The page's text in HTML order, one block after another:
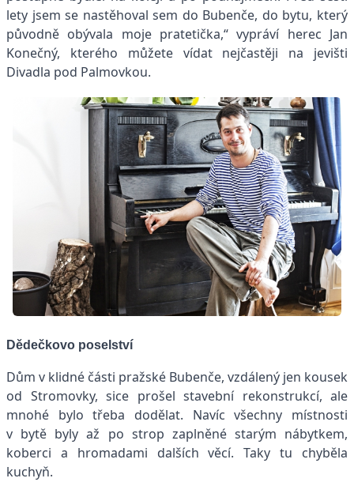
lety jsem se nastěhoval sem do Bubenče, do bytu, který
původně obývala moje pratetička,“ vypráví herec Jan
Konečný, kterého můžete vídat nejčastěji na jevišti
Divadla pod Palmovkou.
Dědečkovo poselství
Dům v klidné části pražské Bubenče, vzdálený jen kousek
od Stromovky, sice prošel stavební rekonstrukcí, ale
mnohé bylo třeba dodělat. Navíc všechny místnosti
v bytě byly až po strop zaplněné starým nábytkem,
koberci a hromadami dalších věcí. Taky tu chyběla
kuchyň.